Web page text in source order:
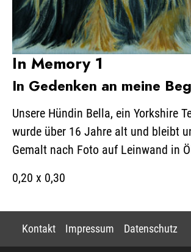
In Memory 1
In Gedenken an meine
Unsere Hündin Bella, ein Yorkshire
wurde über 16 Jahre alt und bleibt
Gemalt nach Foto auf Leinwand in
0,20 x 0,30
Kontakt Impressum Datenschutz